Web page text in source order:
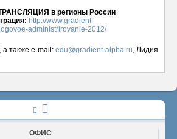
в регионы России
http://www.gradient-
administrirovanie-2012/
а также e-mail: edu@gradient-alpha.ru, Лидия
ОФИС